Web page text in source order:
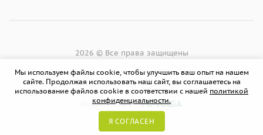
2026 © Все права защищены
Разработано в PR-VOLGA
Мы используем файлы cookie, чтобы улучшить ваш опыт на нашем
сайте. Продолжая использовать наш сайт, вы соглашаетесь на
использование файлов cookie в соответствии с нашей политикой
конфиденциальности.
Я СОГЛАСЕН